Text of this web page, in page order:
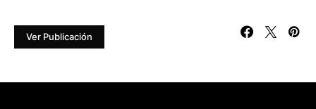
Ver Publicación